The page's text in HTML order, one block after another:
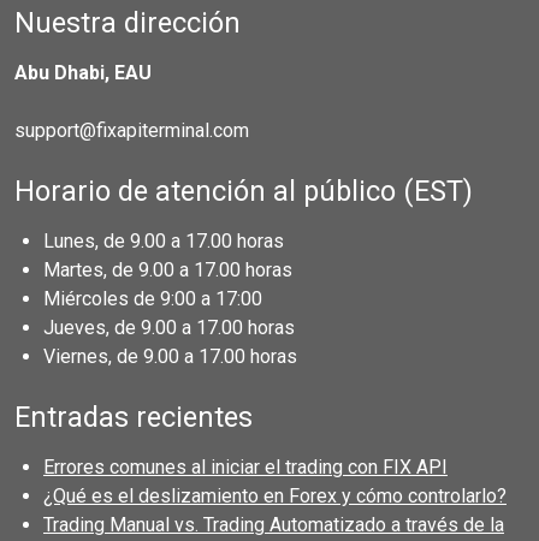
Nuestra dirección
Abu Dhabi, EAU
support@fixapiterminal.com
Horario de atención al público (EST)
Lunes, de 9.00 a 17.00 horas
Martes, de 9.00 a 17.00 horas
Miércoles de 9:00 a 17:00
Jueves, de 9.00 a 17.00 horas
Viernes, de 9.00 a 17.00 horas
Entradas recientes
Errores comunes al iniciar el trading con FIX API
¿Qué es el deslizamiento en Forex y cómo controlarlo?
Trading Manual vs. Trading Automatizado a través de la